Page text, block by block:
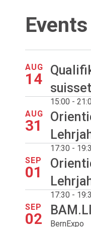
Events
AUG
14
15:00 -
AUG
31
17:30 -
Saal),
SEP
01
17:30 -
Saal),
SEP
02 BernExpo